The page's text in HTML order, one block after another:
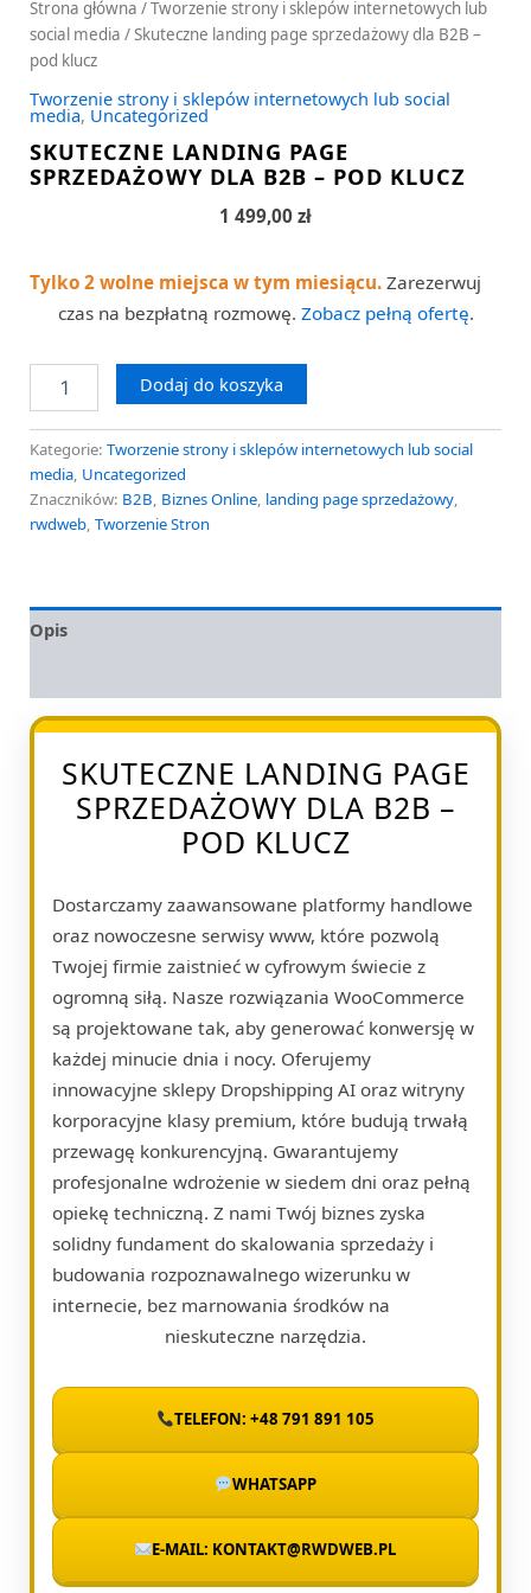
Strona główna /Tworzenie strony i sklepów internetowych lub
social media / Skuteczne landing page sprzedażowy dla B2B –
pod klucz
Tworzenie strony i sklepów internetowych lub social
media, Uncategorized
SKUTECZNE LANDING PAGE
SPRZEDAŻOWY DLA B2B – POD KLUCZ
1 499,00 zł
Tylko 2 wolne miejsca w tym miesiącu. Zarezerwuj
czas na bezpłatną rozmowę. Zobacz pełną ofertę.
Dodaj do koszyka
Kategorie: Tworzenie strony i sklepów internetowych lub social
media, Uncategorized
Znaczników: B2B, Biznes Online, landing page sprzedażowy,
rwdweb, Tworzenie Stron
Opis
SKUTECZNE LANDING PAGE
SPRZEDAŻOWY DLA B2B –
POD KLUCZ
Dostarczamy zaawansowane platformy handlowe
oraz nowoczesne serwisy www, które pozwolą
Twojej firmie zaistnieć w cyfrowym świecie z
ogromną siłą. Nasze rozwiązania WooCommerce
są projektowane tak, aby generować konwersję w
każdej minucie dnia i nocy. Oferujemy
innowacyjne sklepy Dropshipping AI oraz witryny
korporacyjne klasy premium, które budują trwałą
przewagę konkurencyjną. Gwarantujemy
profesjonalne wdrożenie w siedem dni oraz pełną
opiekę techniczną. Z nami Twój biznes zyska
solidny fundament do skalowania sprzedaży i
budowania rozpoznawalnego wizerunku w
internecie, bez marnowania środków na
nieskuteczne narzędzia.
TELEFON: +48 791 891 105
WHATSAPP
E-MAIL: KONTAKT@RWDWEB.PL